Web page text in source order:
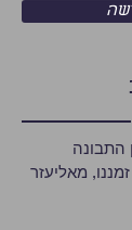
התבונה
מאליעזר